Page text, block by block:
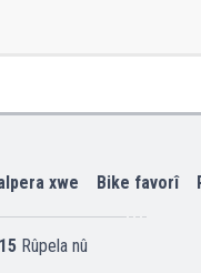
xwe Bike favorî
Rûpela nû